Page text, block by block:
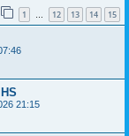
1 … 12 13 14 15
21:15